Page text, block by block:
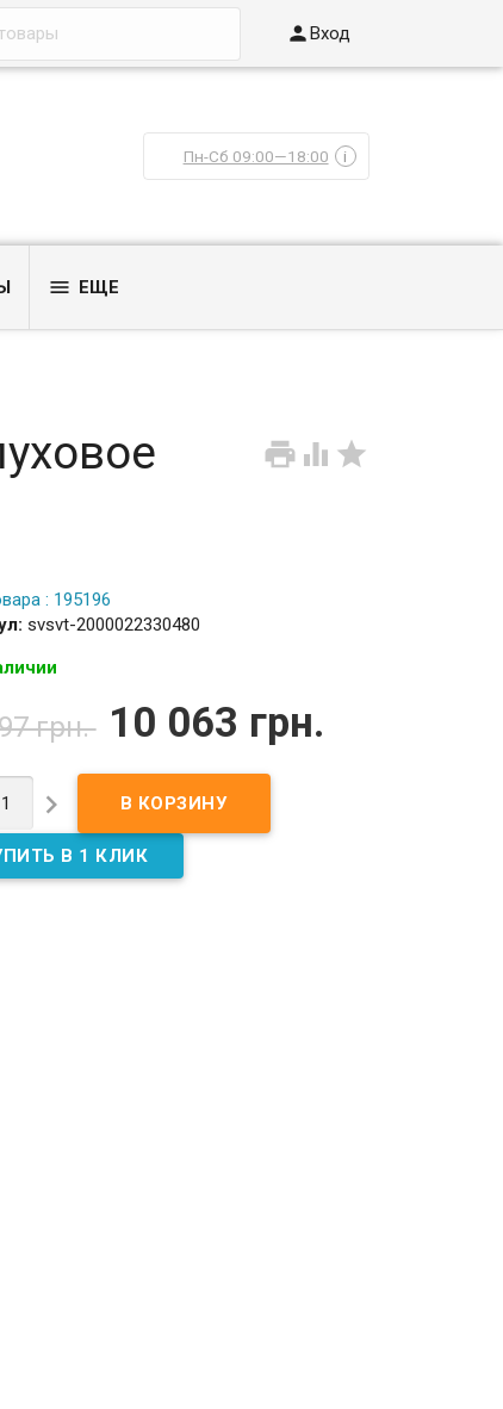
Вход
Пн-Сб 09:00—18:00 i
 ЕЩЕ
  
: 195196
svsvt-2000022330480
грн. 10 063 грн.
